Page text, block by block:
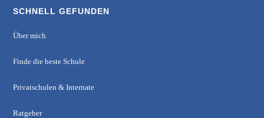
SCHNELL GEFUNDEN
Über mich
Finde die beste Schule
Privatschulen & Internate
Ratgeber